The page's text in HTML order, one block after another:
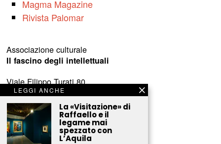
Magma Magazine
Rivista Palomar
Associazione culturale
Il fascino degli intellettuali
Viale Filippo Turati 80
c/o Castelnovo
23900 Lecco (LC)
www.fascinointellettuali.it
info[at]fascinointellettuali.it
LEGGI ANCHE
La «Visitazione» di
Raffaello e il
legame mai
spezzato con
L’Aquila